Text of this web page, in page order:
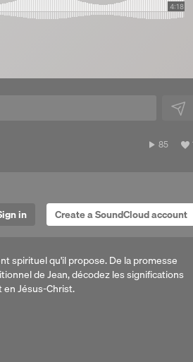
85
85
in
Create a SoundCloud account
spirituel qu'il propose. De la promesse
de Jean, décodez les significations
Jésus-Christ.